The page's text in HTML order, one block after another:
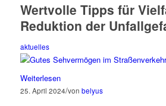
Wertvolle Tipps für
Reduktion der
aktuelles
Weiterlesen
25. April 2024/von belyus